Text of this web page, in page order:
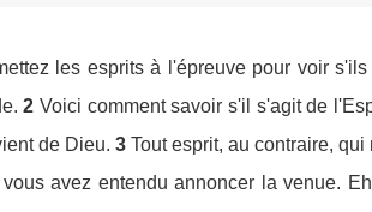
les esprits à l'épreuve pour voir
2 Voici comment savoir s'il s'agit de
de Dieu. 3 Tout esprit, au contraire, qui
avez entendu annoncer la venue.